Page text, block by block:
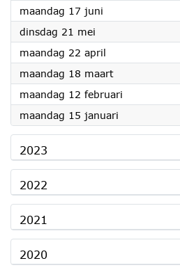
maandag 17 juni
dinsdag 21 mei
maandag 22 april
maandag 18 maart2024
maandag 12 februari
maandag 15 januari
2023
2022
2021
2020